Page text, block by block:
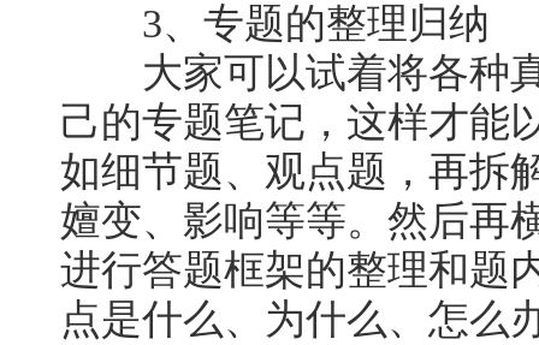
3、专题的整理归纳
大家可以试着将各种真
己的专题笔记，这样才能
如细节题、观点题，再拆
嬗变、影响等等。然后再
进行答题框架的整理和题
点是什么、为什么、怎么